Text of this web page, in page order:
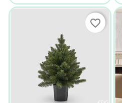
favorite_border